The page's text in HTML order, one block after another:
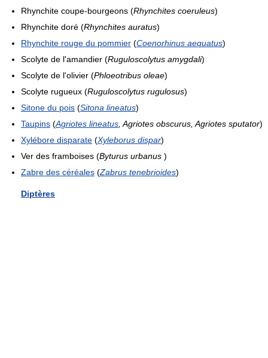
Rhynchite coupe-bourgeons (Rhynchites coeruleus)
Rhynchite doré (Rhynchites auratus)
Rhynchite rouge du pommier (Coenorhinus aequatus)
Scolyte de l'amandier (Ruguloscolytus amygdali)
Scolyte de l'olivier (Phloeotribus oleae)
Scolyte rugueux (Ruguloscolytus rugulosus)
Sitone du pois (Sitona lineatus)
Taupins (Agriotes lineatus , Agriotes obscurus, Agriotes sputator)
Xylébore disparate (Xyleborus dispar)
Ver des framboises (Byturus urbanus )
Zabre des céréales (Zabrus tenebrioides)
Diptères